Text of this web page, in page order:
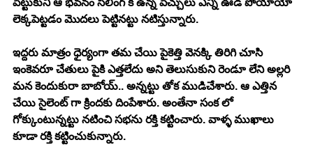
లెక్కపెట్టడం మొదలు పెట్టినట్టు నటిస్తున్నారు.
ఇద్దరు మాత్రం ధైర్యంగా తమ చేయి పైకెత్తి వెనక్కి తిరిగి చూసి
ఇంకెవరూ చేతులు పైకి ఎత్తలేదు అని తెలుసుకుని రెండూ లేని అల్లరి
మన కెందుకురా బాబోయ్.. అన్నట్టు తోక ముడిచేశారు. ఆ ఎత్తిన
చేయి సైలెంట్ గా క్రిందకు దింపేశారు. అంతేనా సంక లో
గోక్కుంటున్నట్టు నటించి సభను రక్తి కట్టించారు. వాళ్ళ ముఖాలు
కూడా రక్తి కట్టించుకున్నారు.